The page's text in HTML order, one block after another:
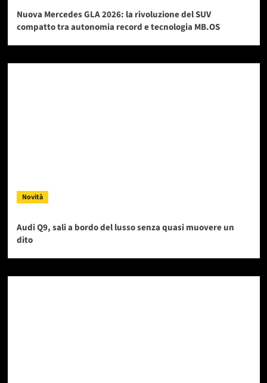
Nuova Mercedes GLA 2026: la rivoluzione del SUV
compatto tra autonomia record e tecnologia MB.OS
Novità
Audi Q9, sali a bordo del lusso senza quasi muovere un
dito